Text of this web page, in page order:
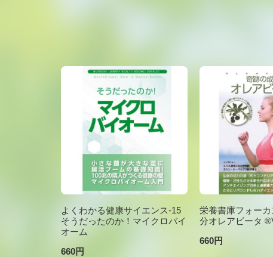
よくわかる健康サイエンス-15
そうだったのか！マイクロバイ
オーム
660円
栄養書庫フォー
分オレアビータ
660円